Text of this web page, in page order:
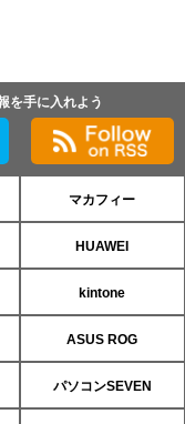
を手に入れよう
マカフィー
HUAWEI
kintone
ASUS ROG
パソコンSEVEN